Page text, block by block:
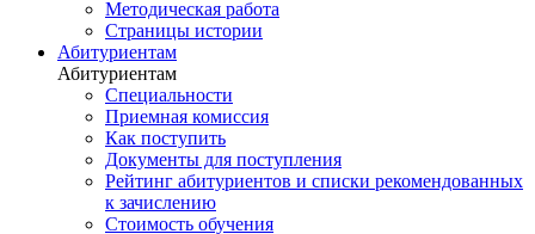
Методическая работа
Страницы истории
Абитуриентам
Абитуриентам
Специальности
Приемная комиссия
Как поступить
Документы для поступления
Рейтинг абитуриентов и списки рекомендованных
к зачислению
Стоимость обучения